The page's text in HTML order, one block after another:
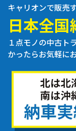
キャリオンで販売
日本全国
１点モノの中古ト
かったらお気軽に